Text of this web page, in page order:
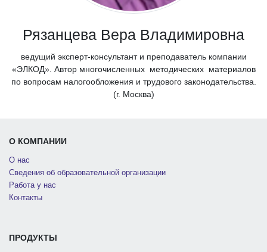
Рязанцева Вера Владимировна
ведущий эксперт-консультант и преподаватель компании
«ЭЛКОД». Автор многочисленных методических материалов
по вопросам налогообложения и трудового законодательства.
(г. Москва)
О КОМПАНИИ
О нас
Сведения об образовательной организации
Работа у нас
Контакты
ПРОДУКТЫ